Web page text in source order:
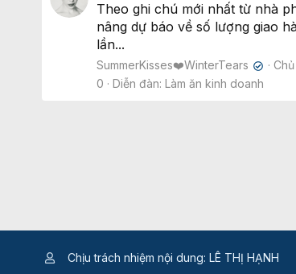
Theo ghi chú mới nhất từ nhà
nâng dự báo về số lượng giao
lần...
SummerKisses❤️WinterTears ✔
0
Diễn đàn: Làm ăn kinh doanh
Chịu trách nhiệm nội dung: LÊ THỊ HẠNH